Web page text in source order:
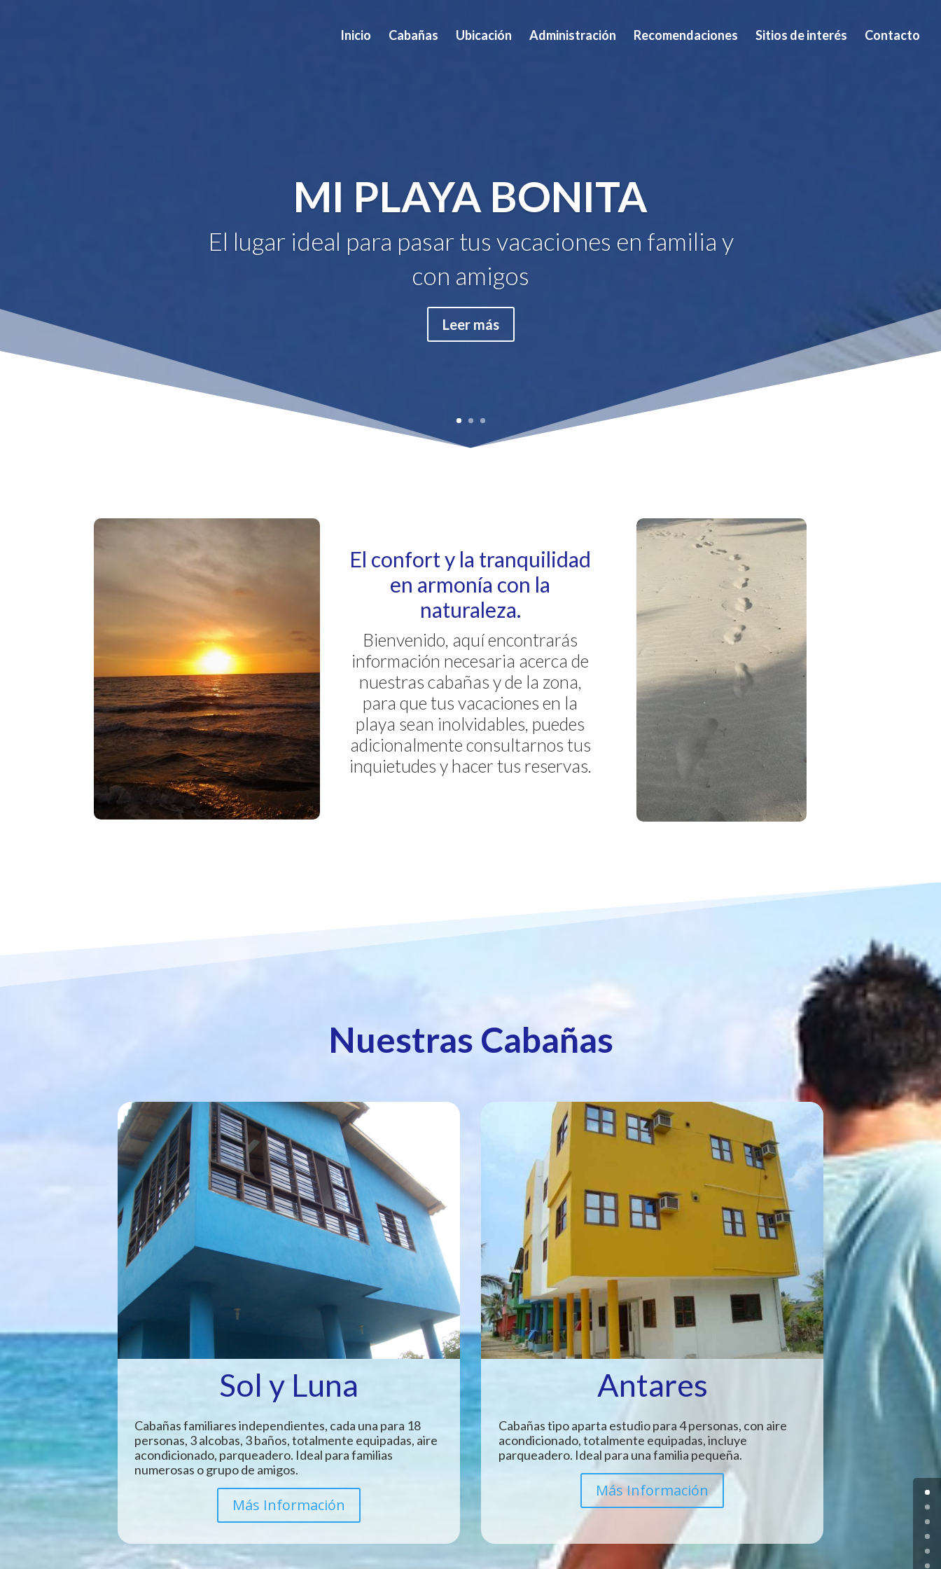
Inicio Cabañas Ubicación Administración Recomendaciones Sitios de interés Contacto
MI PLAYA BONITA
El lugar ideal para pasar tus vacaciones en familia y
con amigos
Leer más
El confort y la tranquilidad
en armonía con la
naturaleza.
Bienvenido, aquí encontrarás
información necesaria acerca de
nuestras cabañas y de la zona,
para que tus vacaciones en la
playa sean inolvidables, puedes
adicionalmente consultarnos tus
inquietudes y hacer tus reservas.
Nuestras Cabañas
Sol y Luna
Cabañas familiares independientes, cada una para 18
personas, 3 alcobas, 3 baños, totalmente equipadas, aire
acondicionado, parqueadero. Ideal para familias
numerosas o grupo de amigos.
Más Información
Antares
Cabañas tipo aparta estudio para 4 personas, con aire
acondicionado, totalmente equipadas, incluye
parqueadero. Ideal para una familia pequeña.
Más Información